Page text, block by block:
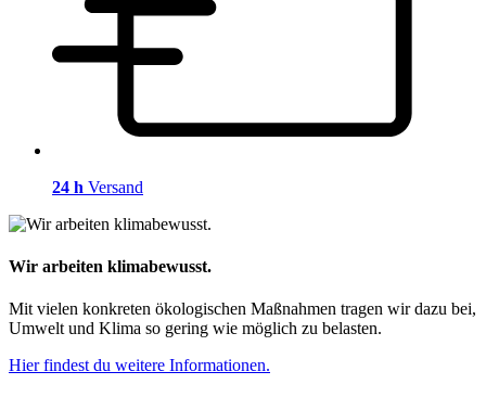
24 h Versand
Wir arbeiten klimabewusst.
Mit vielen konkreten ökologischen Maßnahmen tragen wir dazu bei,
Umwelt und Klima so gering wie möglich zu belasten.
Hier findest du weitere Informationen.